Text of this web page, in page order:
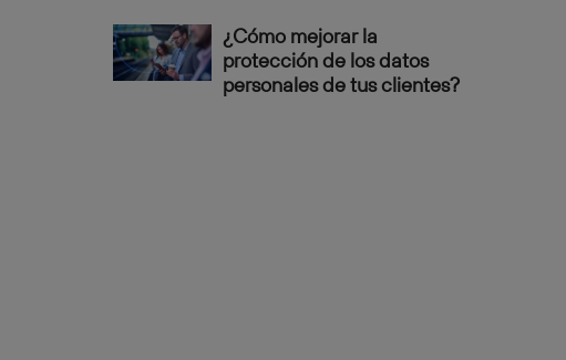
¿Cómo mejorar la
protección de los datos
personales de tus clientes?